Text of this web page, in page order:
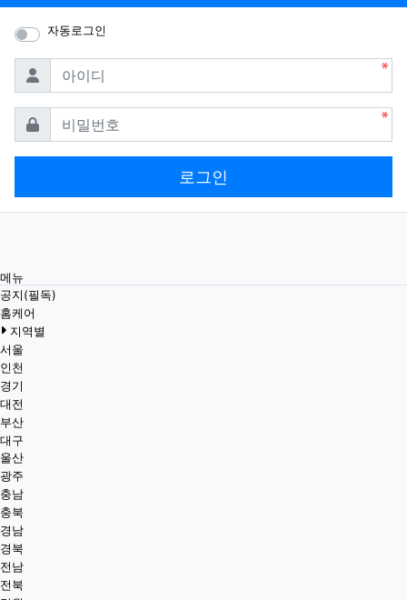
자동로그인
아이디
비밀번호
로그인
메뉴
공지(필독)
홈케어
지역별
서울
인천
경기
대전
부산
대구
울산
광주
충남
충북
경남
경북
전남
전북